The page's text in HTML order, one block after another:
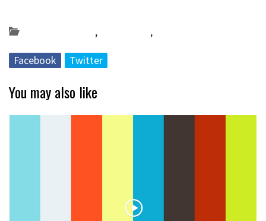
, ,
Facebook Twitter
You may also like